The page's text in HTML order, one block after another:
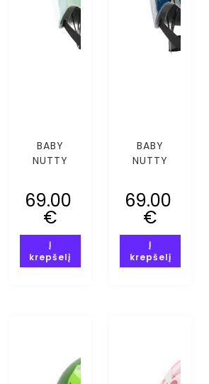
BABY
NUTTY
METAL
MIPS (XXS-
XS)
69.00
€
Į
krepšelį
BABY
NUTTY
GUY MIPS
(XXS-XS)
69.00
€
Į
krepšelį